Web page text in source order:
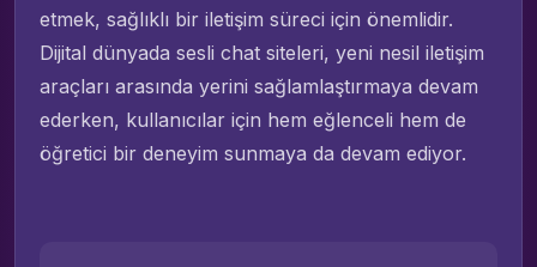
etmek, sağlıklı bir iletişim süreci için önemlidir.
Dijital dünyada sesli chat siteleri, yeni nesil iletişim
araçları arasında yerini sağlamlaştırmaya devam
ederken, kullanıcılar için hem eğlenceli hem de
öğretici bir deneyim sunmaya da devam ediyor.